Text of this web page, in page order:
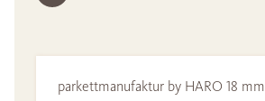
parkettmanufaktur by HARO 18 mm